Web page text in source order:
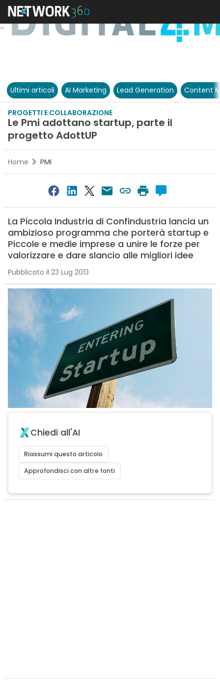
Ultimi articoli AI Marketing Lead Generation Content
PROGETTI E COLLABORAZIONE
Le Pmi adottano startup, parte il
progetto AdottUP
Home PMI
La Piccola Industria di Confindustria lancia un
ambizioso programma che porterà startup e
Piccole e medie imprese a unire le forze per
valorizzare e dare slancio alle migliori idee
Pubblicato il 23 Lug 2013
Chiedi all'AI
Riassumi questo articolo
Approfondisci con altre fonti